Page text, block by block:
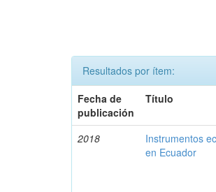
Resultados por ítem:
Fecha de
publicación
Título
2018
Instrumentos
en Ecuador